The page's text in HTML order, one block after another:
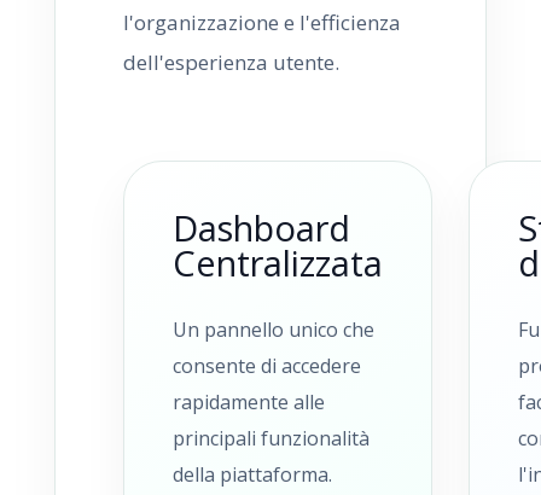
l'organizzazione e l'efficienza
dell'esperienza utente.
Dashboard
Centralizzata
Un pannello unico che
consente di accedere
rapidamente alle
principali funzionalità
della piattaforma.